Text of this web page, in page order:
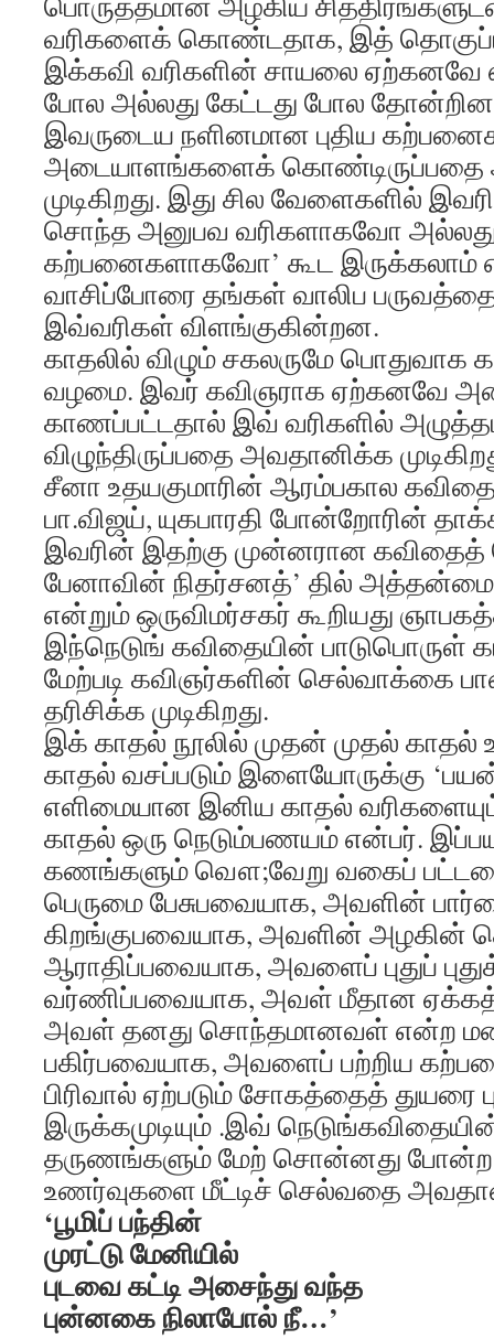
வரிகளைக் கொண்டதாக, இத்
இக்கவி வரிகளின் சாயலை ஏற்கனவே
போல அல்லது கேட்டது போல
இவருடைய நளினமான புதிய
அடையாளங்களைக் கொண்டிருப்பதை
முடிகிறது. இது சில வேளைகளில்
சொந்த அனுபவ வரிகளாகவோ அல்லது
கற்பனைகளாகவோ’ கூட இருக்கலாம்
வாசிப்போரை தங்கள் வாலிப
இவ்வரிகள் விளங்குகின்றன.
காதலில் விழும் சகலருமே பொதுவாக
வழமை. இவர் கவிஞராக ஏற்கனவே
காணப்பட்டதால் இவ் வரிகளில்
விழுந்திருப்பதை அவதானிக்க
சீனா உதயகுமாரின் ஆரம்பகால
பா.விஜய், யுகபாரதி போன்றோரின்
இவரின் இதற்கு முன்னரான
பேனாவின் நிதர்சனத்’ தில் அத்தன்மை
என்றும் ஒருவிமர்சகர் கூறியது
இந்நெடுங் கவிதையின் பாடுபொருள்
மேற்படி கவிஞர்களின் செல்வாக்கை
தரிசிக்க முடிகிறது.
இக் காதல் நூலில் முதன் முதல் காதல்
காதல் வசப்படும் இளையோருக்கு
எளிமையான இனிய காதல் வரிகளையும்
காதல் ஒரு நெடும்பணயம் என்பர்.
கணங்களும் வௌ;வேறு வகைப்
பெருமை பேசுபவையாக, அவளின்
கிறங்குபவையாக, அவளின் அழகின்
ஆராதிப்பவையாக, அவளைப் புதுப்
வர்ணிப்பவையாக, அவள் மீதான
அவள் தனது சொந்தமானவள் என்ற
பகிர்பவையாக, அவளைப் பற்றிய
பிரிவால் ஏற்படும் சோகத்தைத் துயரை
இருக்கமுடியும் .இவ்
தருணங்களும் மேற் சொன்னது
உணர்வுகளை மீட்டிச் செல்வதை
‘பூமிப் பந்தின்
முரட்டு மேனியில்
புடவை கட்டி அசைந்து வந்த
புன்னகை நிலாபோல் நீ…’